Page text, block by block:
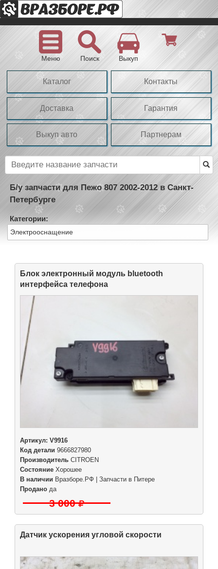
Меню Поиск Выкуп
Каталог Контакты
Доставка Гарантия
Выкуп авто Партнерам
Б/у запчасти для Пежо 807 2002-2012 в Санкт-
Петербурге
Категории:
Электрооснащение
Блок электронный модуль bluetooth
интерфейса телефона
Артикул: V9916
Код детали 9666827980
Производитель CITROEN
Состояние Хорошее
В наличии Вразборе.РФ | Запчасти в Питере
Продано да
3 000
Датчик ускорения угловой скорости